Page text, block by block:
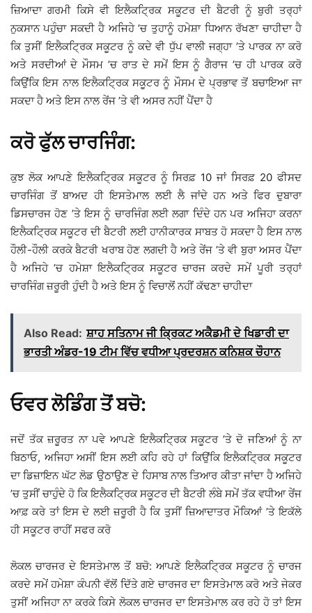
ਜ਼ਿਆਦਾ ਗਰਮੀ ਕਿਸੇ ਵੀ ਇਲੈਕਟ੍ਰਿਕ ਸਕੂਟਰ ਦੀ ਬੈਟਰੀ ਨੂੰ ਬੁਰੀ ਤਰ੍ਹਾਂ
ਨੁਕਸਾਨ ਪਹੁੰਚਾ ਸਕਦੀ ਹੈ ਅਜਿਹੇ ’ਚ ਤੁਹਾਨੂੰ ਹਮੇਸ਼ਾ ਧਿਆਨ ਰੱਖਣਾ ਚਾਹੀਦਾ ਹੈ
ਕਿ ਤੁਸੀਂ ਇਲੈਕਟ੍ਰਿਕ ਸਕੂਟਰ ਨੂੰ ਕਦੇ ਵੀ ਧੁੱਪ ਵਾਲੀ ਜਗ੍ਹਾ ’ਤੇ ਪਾਰਕ ਨਾ ਕਰੋ
ਅਤੇ ਸਰਦੀਆਂ ਦੇ ਮੌਸਮ ’ਚ ਰਾਤ ਦੇ ਸਮੇਂ ਇਸ ਨੂੰ ਗੈਰਾਜ ’ਚ ਹੀ ਪਾਰਕ ਕਰੋ
ਕਿਉਂਕਿ ਇਸ ਨਾਲ ਇਲੈਕਟ੍ਰਿਕ ਸਕੂਟਰ ਨੂੰ ਮੌਸਮ ਦੇ ਪ੍ਰਭਾਵ ਤੋਂ ਬਚਾਇਆ ਜਾ
ਸਕਦਾ ਹੈ ਅਤੇ ਇਸ ਨਾਲ ਰੇਂਜ ’ਤੇ ਵੀ ਅਸਰ ਨਹੀਂ ਪੈਂਦਾ ਹੈ
ਕਰੋ ਫੁੱਲ ਚਾਰਜਿੰਗ:
ਕੁਝ ਲੋਕ ਆਪਣੇ ਇਲੈਕਟ੍ਰਿਕ ਸਕੂਟਰ ਨੂੰ ਸਿਰਫ਼ 10 ਜਾਂ ਸਿਰਫ਼ 20 ਫੀਸਦ
ਚਾਰਜਿੰਗ ਤੋਂ ਬਾਅਦ ਹੀ ਇਸਤੇਮਾਲ ਲਈ ਲੈ ਜਾਂਦੇ ਹਨ ਅਤੇ ਫਿਰ ਦੁਬਾਰਾ
ਡਿਸਚਾਰਜ ਹੋਣ ’ਤੇ ਇਸ ਨੂੰ ਚਾਰਜਿੰਗ ਲਈ ਲਗਾ ਦਿੰਦੇ ਹਨ ਪਰ ਅਜਿਹਾ ਕਰਨਾ
ਇਲੈਕਟ੍ਰਿਕ ਸਕੂਟਰ ਦੀ ਬੈਟਰੀ ਲਈ ਹਾਨੀਕਾਰਕ ਸਾਬਤ ਹੋ ਸਕਦਾ ਹੈ ਇਸ ਨਾਲ
ਹੌਲੀ-ਹੌਲੀ ਕਰਕੇ ਬੈਟਰੀ ਖਰਾਬ ਹੋਣ ਲਗਦੀ ਹੈ ਅਤੇ ਰੇਂਜ ’ਤੇ ਵੀ ਬੁਰਾ ਅਸਰ ਪੈਂਦਾ
ਹੈ ਅਜਿਹੇ ’ਚ ਹਮੇਸ਼ਾ ਇਲੈਕਟ੍ਰਿਕ ਸਕੂਟਰ ਚਾਰਜ ਕਰਦੇ ਸਮੇਂ ਪੂਰੀ ਤਰ੍ਹਾਂ
ਚਾਰਜਿੰਗ ਜ਼ਰੂਰੀ ਹੁੰਦੀ ਹੈ ਅਤੇ ਇਸ ਨੂੰ ਵਿਚਾਲੋਂ ਨਹੀਂ ਕੱਢਣਾ ਚਾਹੀਦਾ
Also Read: ਸ਼ਾਹ ਸਤਿਨਾਮ ਜੀ ਕ੍ਰਿਕਟ ਅਕੈਡਮੀ ਦੇ ਖਿਡਾਰੀ ਦਾ
ਭਾਰਤੀ ਅੰਡਰ-19 ਟੀਮ ਵਿੱਚ ਵਧੀਆ ਪ੍ਰਦਰਸ਼ਨ ਕਨਿਸ਼ਕ ਚੌਹਾਨ
ਓਵਰ ਲੋਡਿੰਗ ਤੋਂ ਬਚੋ:
ਜਦੋਂ ਤੱਕ ਜ਼ਰੂਰਤ ਨਾ ਪਵੇ ਆਪਣੇ ਇਲੈਕਟ੍ਰਿਕ ਸਕੂਟਰ ’ਤੇ ਦੋ ਜਣਿਆਂ ਨੂੰ ਨਾ
ਬਿਠਾਓ, ਅਜਿਹਾ ਅਸੀਂ ਇਸ ਲਈ ਕਹਿ ਰਹੇ ਹਾਂ ਕਿਉਂਕਿ ਇਲੈਕਟ੍ਰਿਕ ਸਕੂਟਰ
ਦਾ ਡਿਜ਼ਾਇਨ ਘੱਟ ਲੋਡ ਉਠਾਉਣ ਦੇ ਹਿਸਾਬ ਨਾਲ ਤਿਆਰ ਕੀਤਾ ਜਾਂਦਾ ਹੈ ਅਜਿਹੇ
’ਚ ਤੁਸੀਂ ਚਾਹੁੰਦੇ ਹੋ ਕਿ ਇਲੈਕਟ੍ਰਿਕ ਸਕੂਟਰ ਦੀ ਬੈਟਰੀ ਲੰਬੇ ਸਮੇਂ ਤੱਕ ਵਧੀਆ ਰੇਂਜ
ਆਫ਼ ਕਰੇ ਤਾਂ ਇਸ ਦੇ ਲਈ ਜ਼ਰੂਰੀ ਹੈ ਕਿ ਤੁਸੀਂ ਜ਼ਿਆਦਾਤਰ ਮੌਕਿਆਂ ’ਤੇ ਇਕੱਲੇ
ਹੀ ਸਕੂਟਰ ਰਾਹੀਂ ਸਫਰ ਕਰੋ
ਲੋਕਲ ਚਾਰਜਰ ਦੇ ਇਸਤੇਮਾਲ ਤੋਂ ਬਚੋ: ਆਪਣੇ ਇਲੈਕਟ੍ਰਿਕ ਸਕੂਟਰ ਨੂੰ ਚਾਰਜ
ਕਰਦੇ ਸਮੇਂ ਹਮੇਸ਼ਾ ਕੰਪਨੀ ਵੱਲੋਂ ਦਿੱਤੇ ਗਏ ਚਾਰਜਰ ਦਾ ਇਸਤੇਮਾਲ ਕਰੋ ਅਤੇ ਜੇਕਰ
ਤੁਸੀਂ ਅਜਿਹਾ ਨਾ ਕਰਕੇ ਕਿਸੇ ਲੋਕਲ ਚਾਰਜਰ ਦਾ ਇਸਤੇਮਾਲ ਕਰ ਰਹੇ ਹੋ ਤਾਂ ਇਸ